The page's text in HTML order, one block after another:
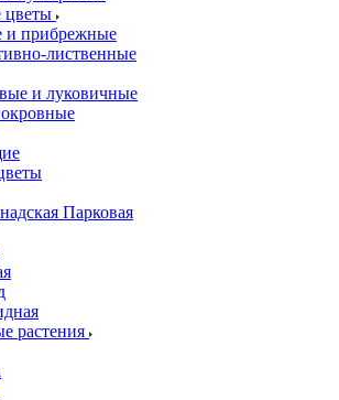
цветы
и прибрежные
лиственные
и луковичные
Парковая
растения